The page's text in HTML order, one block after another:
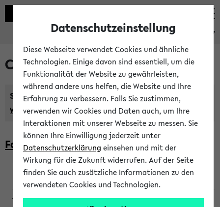
eKVV
Courses taught in English
Semester:
WiSe 2026/2027 SoSe 2026 Previous...
Faculty of Biology
200923
Datenschutzeinstellung
Diese Webseite verwendet Cookies und ähnliche
Technologien. Einige davon sind essentiell, um die
Funktionalität der Website zu gewährleisten,
während andere uns helfen, die Website und Ihre
Erfahrung zu verbessern. Falls Sie zustimmen,
verwenden wir Cookies und Daten auch, um Ihre
Interaktionen mit unserer Webseite zu messen. Sie
können Ihre Einwilligung jederzeit unter
Datenschutzerklärung einsehen und mit der
Wirkung für die Zukunft widerrufen. Auf der Seite
finden Sie auch zusätzliche Informationen zu den
verwendeten Cookies und Technologien.